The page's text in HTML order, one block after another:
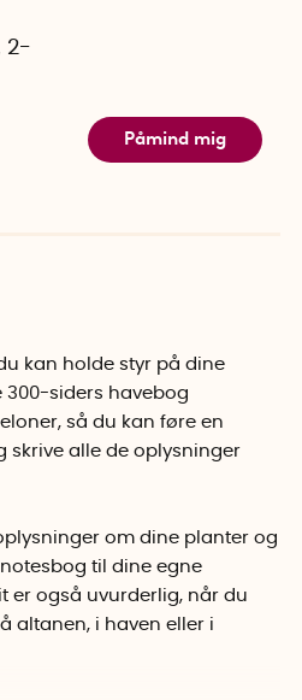
2-
Påmind mig
kan holde styr på dine
300-siders havebog
så du kan føre en
skrive alle de oplysninger
om dine planter og
til dine egne
er også uvurderlig, når du
altanen, i haven eller i